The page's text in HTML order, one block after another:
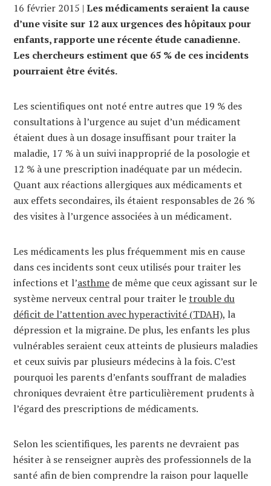
16 février 2015 | Les médicaments seraient la cause
d’une visite sur 12 aux urgences des hôpitaux pour
enfants, rapporte une récente étude canadienne.
Les chercheurs estiment que 65 % de ces incidents
pourraient être évités.
Les scientifiques ont noté entre autres que 19 % des
consultations à l’urgence au sujet d’un médicament
étaient dues à un dosage insuffisant pour traiter la
maladie, 17 % à un suivi inapproprié de la posologie et
12 % à une prescription inadéquate par un médecin.
Quant aux réactions allergiques aux médicaments et
aux effets secondaires, ils étaient responsables de 26 %
des visites à l’urgence associées à un médicament.
Les médicaments les plus fréquemment mis en cause
dans ces incidents sont ceux utilisés pour traiter les
infections et l’asthme de même que ceux agissant sur le
système nerveux central pour traiter letrouble du
déficit de l’attention avec hyperactivité (TDAH), la
dépression et la migraine. De plus, les enfants les plus
vulnérables seraient ceux atteints de plusieurs maladies
et ceux suivis par plusieurs médecins à la fois. C’est
pourquoi les parents d’enfants souffrant de maladies
chroniques devraient être particulièrement prudents à
l’égard des prescriptions de médicaments.
Selon les scientifiques, les parents ne devraient pas
hésiter à se renseigner auprès des professionnels de la
santé afin de bien comprendre la raison pour laquelle